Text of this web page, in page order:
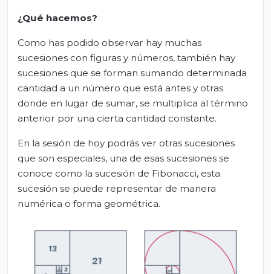
¿Qué hacemos?
Como has podido observar hay muchas
sucesiones con figuras y números, también hay
sucesiones que se forman sumando determinada
cantidad a un número que está antes y otras
donde en lugar de sumar, se multiplica al término
anterior por una cierta cantidad constante.
En la sesión de hoy podrás ver otras sucesiones
que son especiales, una de esas sucesiones se
conoce como la sucesión de Fibonacci, esta
sucesión se puede representar de manera
numérica o forma geométrica.